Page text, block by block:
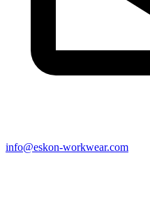
info@eskon-workwear.com